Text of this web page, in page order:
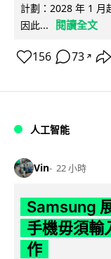
計劃：2028 年 1 月
因此...
閱讀全文
156 73 ↗
人工智能
Vin 22 小時
Samsung
手機毋須輸
作